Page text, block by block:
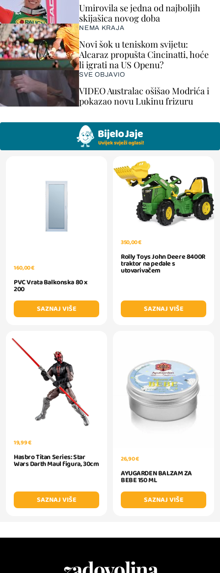
Umirovila se jedna od najboljih
skijašica novog doba
NEMA KRAJA
Novi šok u teniskom svijetu:
Alcaraz propušta Cincinatti, hoće
li igrati na US Openu?
SVE OBJAVIO
VIDEO Australac ošišao Modrića i
pokazao novu Lukinu frizuru
160,00 €
PVC Vrata Balkonska 80 x
200
SAZNAJ VIŠE
350,00 €
Rolly Toys John Deere 8400R
traktor na pedale s
utovarivačem
SAZNAJ VIŠE
19,99 €
Hasbro Titan Series: Star
Wars Darth Maul figura, 30cm
SAZNAJ VIŠE
26,90 €
AYUGARDEN BALZAM ZA
BEBE 150 ML
SAZNAJ VIŠE